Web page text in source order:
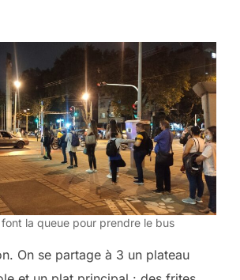
la queue pour prendre le bus
On se partage à 3 un plateau